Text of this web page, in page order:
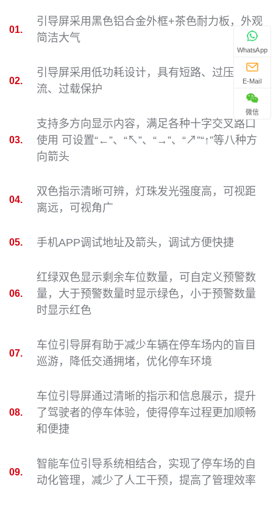
01.
引导屏采用黑色铝合金外框+茶色耐力板，外观
简洁大气
02.
引导屏采用低功耗设计，具有短路、过压、过
流、过载保护
03.
支持多方向显示内容，满足各种十字交叉路口
使用 可设置“←”、“↖”、“→”、“↗”“↑”等八种方
向箭头
04.
双色指示清晰可辨，灯珠发光强度高，可视距
离远，可视角广
05. 手机APP调试地址及箭头，调试方便快捷
06.
红绿双色显示剩余车位数量，可自定义预警数
量，大于预警数量时显示绿色，小于预警数量
时显示红色
07.
车位引导屏有助于减少车辆在停车场内的盲目
巡游，降低交通拥堵，优化停车环境
08.
车位引导屏通过清晰的指示和信息展示，提升
了驾驶者的停车体验，使得停车过程更加顺畅
和便捷
09.
智能车位引导系统相结合，实现了停车场的自
动化管理，减少了人工干预，提高了管理效率
WhatsApp
E-Mail
微信